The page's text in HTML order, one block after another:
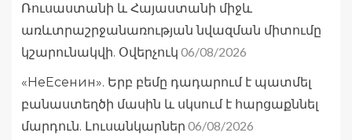
Ռուսաստանի և Հայաստանի միջև
առևտրաշրջանառության նվազման միտումը
կշարունակվի. Օվերչուկ 06/08/2026
«НеЕсенин». Երբ բեմը դադարում է պատմել
բանաստեղծի մասին և սկսում է հարցաքննել
մարդուն. Լուսանկարներ 06/08/2026